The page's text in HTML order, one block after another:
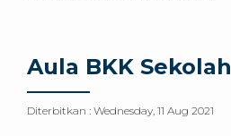
Aula BKK Sekolah
Diterbitkan : Wednesday, 11 Aug 2021